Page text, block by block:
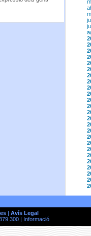
| Avís Legal
300 |
Informació